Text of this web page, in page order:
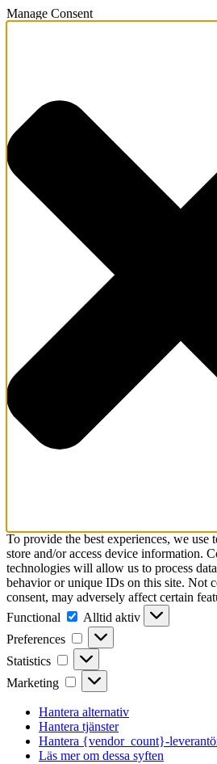
Manage Consent
To provide the best experiences, we use
store and/or access device information.
technologies will allow us to process
behavior or unique IDs on this site. Not
consent, may adversely affect certain
Functional
Functional
Alltid aktiv
Preferences
Preferences
Statistics Statistics
Marketing Marketing
Hantera alternativ
Hantera tjänster
Hantera {vendor_count}-
Läs mer om dessa syften